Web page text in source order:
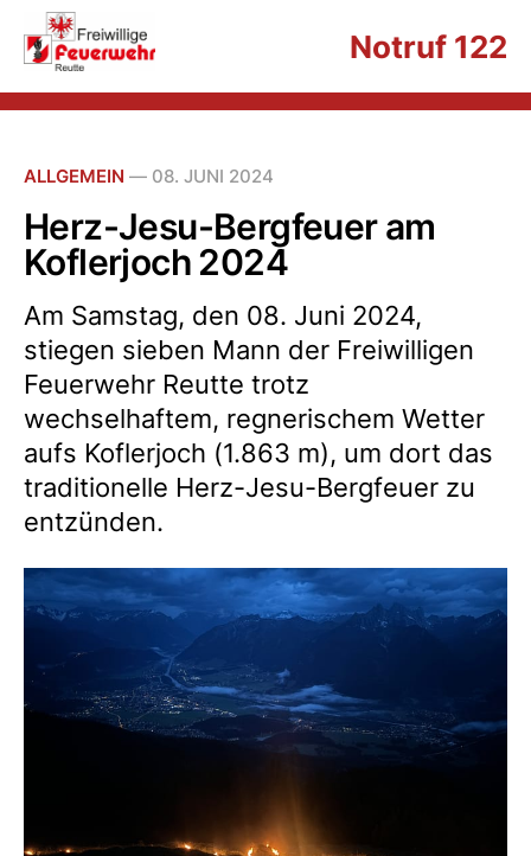
Notruf 122
ALLGEMEIN — 08. JUNI 2024
Herz-Jesu-Bergfeuer am
Koflerjoch 2024
Am Samstag, den 08. Juni 2024,
stiegen sieben Mann der Freiwilligen
Feuerwehr Reutte trotz
wechselhaftem, regnerischem Wetter
aufs Koflerjoch (1.863 m), um dort das
traditionelle Herz-Jesu-Bergfeuer zu
entzünden.